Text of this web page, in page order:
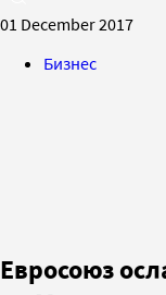
01 December 2017
Бизнес
Евросоюз